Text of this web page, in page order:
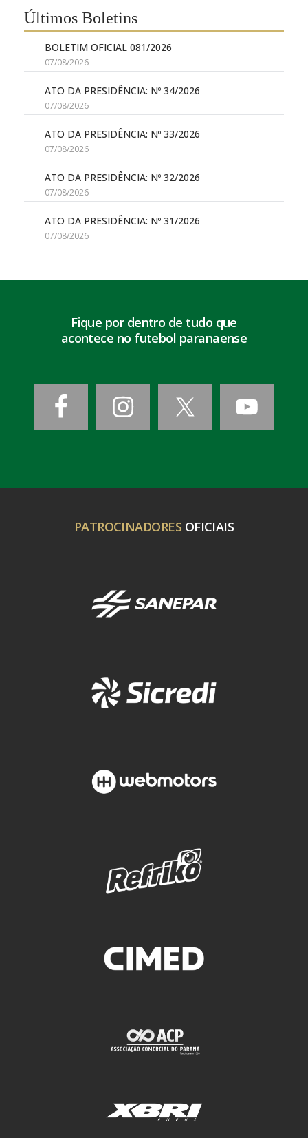
Últimos Boletins
BOLETIM OFICIAL 081/2026
07/08/2026
ATO DA PRESIDÊNCIA: Nº 34/2026
07/08/2026
ATO DA PRESIDÊNCIA: Nº 33/2026
07/08/2026
ATO DA PRESIDÊNCIA: Nº 32/2026
07/08/2026
ATO DA PRESIDÊNCIA: Nº 31/2026
07/08/2026
Fique por dentro de tudo que
acontece no futebol paranaense
PATROCINADORES OFICIAIS